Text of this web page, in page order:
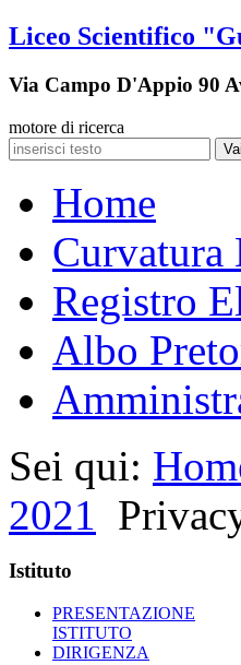
Liceo Scientifico
Via Campo D'Appio 90
motore di ricerca
Vai
Home
Curvatura
Registro
Albo
Sei qui:
2021
Istituto
PRESENTAZIONE
ISTITUTO
DIRIGENZA